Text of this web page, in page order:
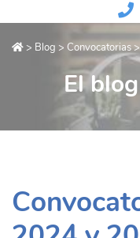
> Blog > Convocatorias
El